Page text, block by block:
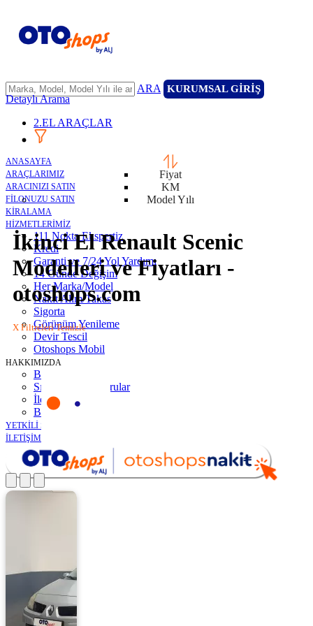
ARA KURUMSAL GİRİŞ
ANASAYFA
ARAÇLARIMIZ
ARACINIZI SATIN
FİLONUZU SATIN
KİRALAMA
HİZMETLERİMİZ
111 Nokta Ekspertiz
Kredi
Garanti ve 7/24 Yol Yardımı
14 Günde Değişim
Her Marka/Model
Nakit Alım/Takas
Sigorta
Görünüm Yenileme
Devir Tescil
Otoshops Mobil
HAKKIMIZDA
Biz Kimiz
Sıkça Sorulan Sorular
İletişim
Basın Odası
YETKİLİ SATICILAR
İLETİŞİM
Detaylı Arama
2.EL ARAÇLAR
Fiyat
KM
Model Yılı
İkinci El Renault Scenic
Modelleri ve Fiyatları -
otoshops.com
X Filtreleri Temizle